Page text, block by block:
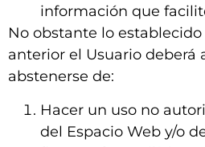
información que
No obstante lo
anterior el Usuario deberá
abstenerse de:
Hacer un uso no
del Espacio Web y/o